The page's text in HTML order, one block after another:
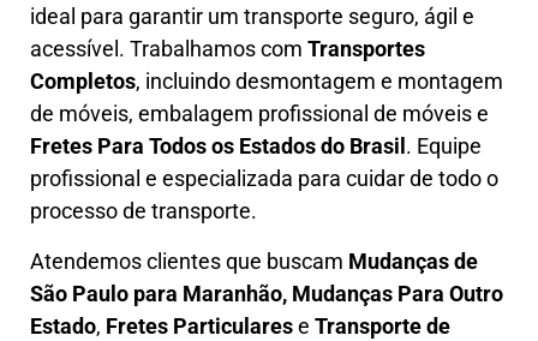
ideal para garantir um transporte seguro, ágil e
acessível. Trabalhamos com Transportes
Completos, incluindodesmontagem e montagem
de móveis, embalagem profissional de móveis e
Fretes Para Todos os Estados do Brasil . Equipe
profissional e especializada para cuidar de todo o
processo de transporte.
Atendemos clientes que buscam Mudançasde
São Paulo para Maranhão, Mudanças Para Outro
Estado, Fretes Particularese Transportede